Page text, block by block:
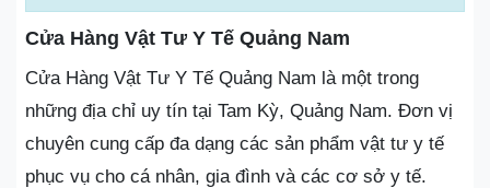
Cửa Hàng Vật Tư Y Tế Quảng Nam
Cửa Hàng Vật Tư Y Tế Quảng Nam là một trong
những địa chỉ uy tín tại Tam Kỳ, Quảng Nam. Đơn vị
chuyên cung cấp đa dạng các sản phẩm vật tư y tế
phục vụ cho cá nhân, gia đình và các cơ sở y tế.